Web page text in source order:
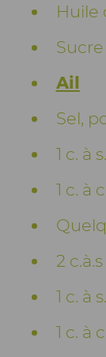
Huile
Sucre
Ail
Sel,
1 c. à
1 c. à
2
1 c. à
1 c. à